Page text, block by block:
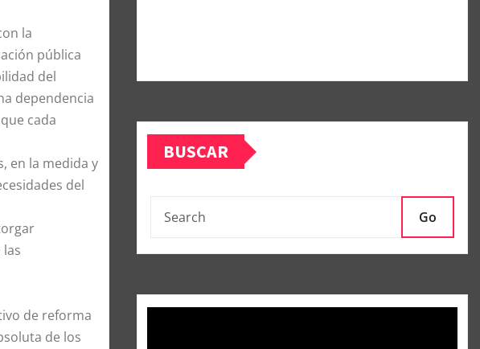
la
pública
del
dependencia
cada
en la medida y
del
de reforma
de los
BUSCAR
Go